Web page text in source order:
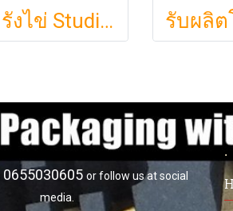
ฟองน้ำรังไข่ Studiofoam แผ่นซับเสียงห้อง แผ่นซับเสียงรังไข่ แผ่นซับเสียงรังไข่ Acoustic foam สีเทาดำขนาดใหญ่ 125*200ซม.หนา1นิ้วราคา290บาท
0655030605 or follow us at social
media.
.